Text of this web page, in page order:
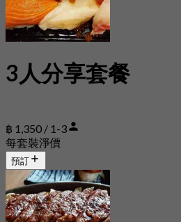
3人分享套餐
฿ 1,350 / 1-3
每套裝淨價
預訂